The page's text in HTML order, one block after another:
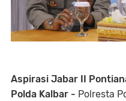
Aspirasi Jabar II
Polda Kalbar - Polresta